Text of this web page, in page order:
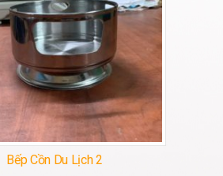
Bếp Cồn Du Lịch 2